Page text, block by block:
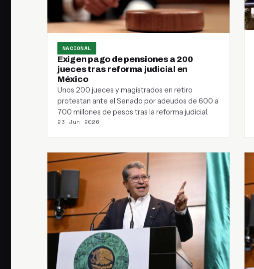
NACIONAL
Exigen pago de pensiones a 200
jueces tras reforma judicial en
México
Unos 200 jueces y magistrados en retiro
protestan ante el Senado por adeudos de 600 a
700 millones de pesos tras la reforma judicial.
23 Jun 2026